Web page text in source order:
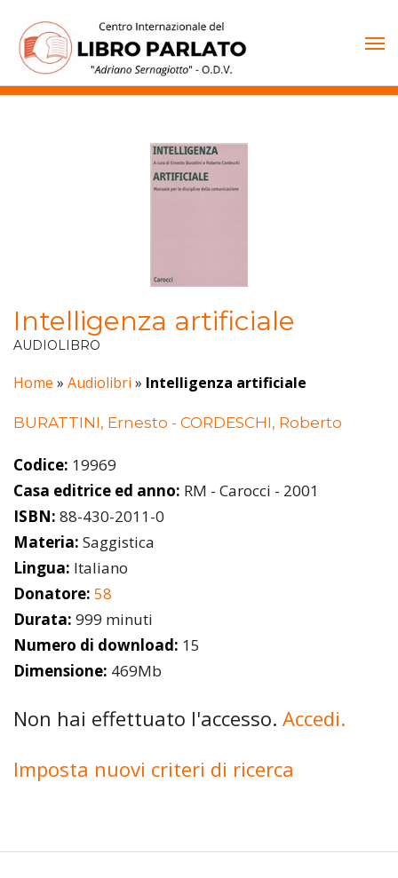
contenuto
Intelligenza artificiale
AUDIOLIBRO
Home » Audiolibri » Intelligenza artificiale
BURATTINI, Ernesto - CORDESCHI, Roberto
Codice: 19969
Casa editrice ed anno: RM - Carocci - 2001
ISBN: 88-430-2011-0
Materia: Saggistica
Lingua: Italiano
Donatore: 58
Durata: 999 minuti
Numero di download: 15
Dimensione: 469Mb
Non hai effettuato l'accesso. Accedi.
Imposta nuovi criteri di ricerca